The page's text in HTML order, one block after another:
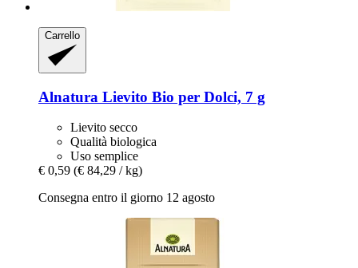
Carrello
Alnatura Lievito Bio per Dolci, 7 g
Lievito secco
Qualità biologica
Uso semplice
€ 0,59 (€ 84,29 / kg)
Consegna entro il giorno 12 agosto